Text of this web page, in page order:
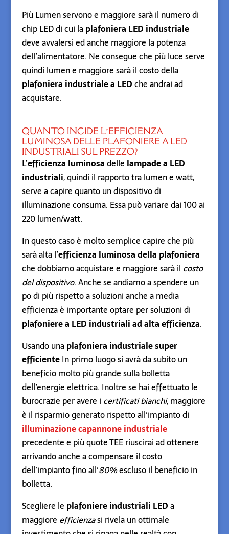
Più Lumen servono e maggiore sarà il numero di
chip LED di cui laplafoniera LED industriale
deve avvalersi ed anche maggiore la potenza
dell’alimentatore. Ne consegue che più luce serve
quindi lumen e maggiore sarà il costo della
plafoniera industriale a LEDche andrai ad
acquistare.
QUANTO INCIDE L’EFFICIENZA
LUMINOSA DELLE PLAFONIERE A LED
INDUSTRIALI SUL PREZZO?
L’efficienza luminosadelle lampade a LED
industriali, quindi il rapporto tra lumen e watt,
serve a capire quanto un dispositivo di
illuminazione consuma. Essa può variare dai 100 ai
220 lumen/watt.
In questo caso è molto semplice capire che più
sarà alta l’efficienza luminosa della plafoniera
che dobbiamo acquistare e maggiore sarà il costo
del dispositivo. Anche se andiamo a spendere un
po di più rispetto a soluzioni anche a media
efficienza è importante optare per soluzioni di
plafoniere a LED industriali ad alta efficienza.
Usando unaplafoniera industriale super
efficienteIn primo luogo si avrà da subito un
beneficio molto più grande sulla bolletta
dell’energie elettrica. Inoltre se hai effettuato le
burocrazie per avere i certificati bianchi, maggiore
è il risparmio generato rispetto all’impianto di
illuminazione capannone industriale
precedente e più quote TEE riuscirai ad ottenere
arrivando anche a compensare il costo
dell’impianto fino all’80%escluso il beneficio in
bolletta.
Scegliere le plafoniere industriali LEDa
maggiore efficienzasi rivela un ottimale